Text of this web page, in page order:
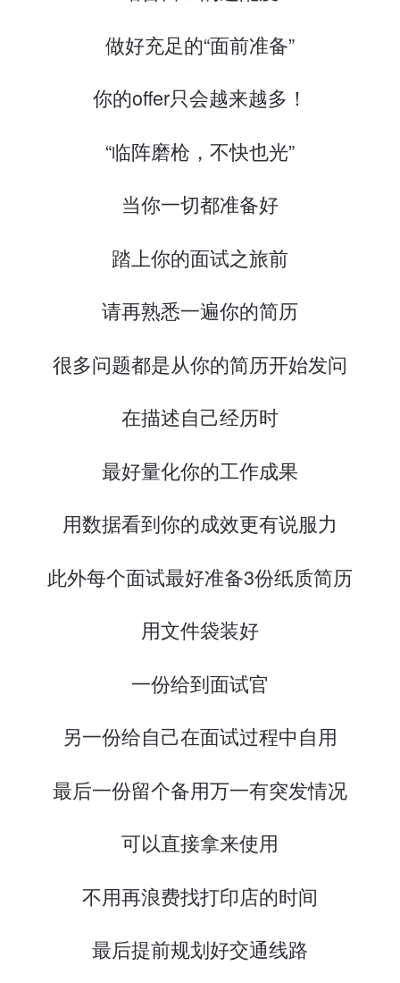
做好充足的“面前准备”
你的offer只会越来越多！
“临阵磨枪，不快也光”
当你一切都准备好
踏上你的面试之旅前
请再熟悉一遍你的简历
很多问题都是从你的简历开始发问
在描述自己经历时
最好量化你的工作成果
用数据看到你的成效更有说服力
此外每个面试最好准备3份纸质简历
用文件袋装好
一份给到面试官
另一份给自己在面试过程中自用
最后一份留个备用万一有突发情况
可以直接拿来使用
不用再浪费找打印店的时间
最后提前规划好交通线路